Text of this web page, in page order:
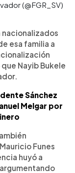
(@FGR_SV)
nacionalizados
esa familia a
Nayib Bukele
Sánchez
Melgar por
Funes
huyó a